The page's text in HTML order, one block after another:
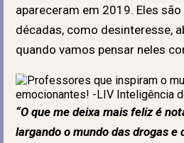
apareceram em 2019. Eles
décadas, como desinteresse,
quando vamos pensar neles
“O que me deixa mais feliz é
largando o mundo das drogas e